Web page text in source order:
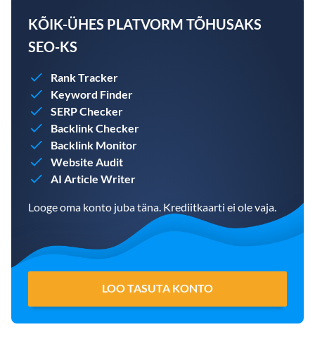
KÕIK-ÜHES PLATVORM TÕHUSAKS
SEO-KS
Rank Tracker
Keyword Finder
SERP Checker
Backlink Checker
Backlink Monitor
Website Audit
AI Article Writer
Looge oma konto juba täna. Krediitkaarti ei ole vaja.
LOO TASUTA KONTO